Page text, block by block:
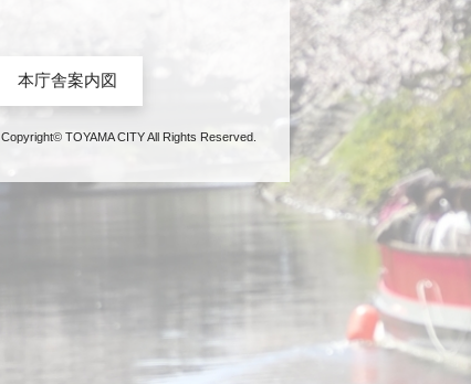
本庁舎案内図
Copyright© TOYAMA CITY All Rights Reserved.